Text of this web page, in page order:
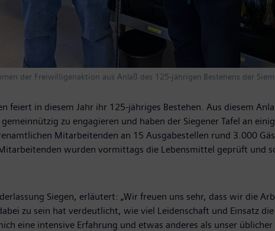
der Freiwilligenaktion aus Anlaß des 125-jährigen Bestehens der
feiert in diesem Jahr ihr 125-jähriges Bestehen. Aus diesem
zu engagieren und haben der Siegener Tafel an
Mitarbeitenden an 15 Ausgabestellen rund 3.000
wurden vormittags die Lebensmittel geprüft und
Siegen, erläutert: „Wir freuen uns sehr, dass wir die
zu sein hat verdeutlicht, wie viel Leidenschaft und Einsatz
eine intensive Erfahrung und etwas anderes als unser